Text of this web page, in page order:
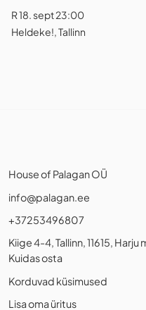
R 18. sept 23:00
Heldeke!, Tallinn
House of Palagan OÜ
info@palagan.ee
+37253496807
Kiige 4-4, Tallinn, 11615,
Kuidas osta
Korduvad küsimused
Lisa oma üritus